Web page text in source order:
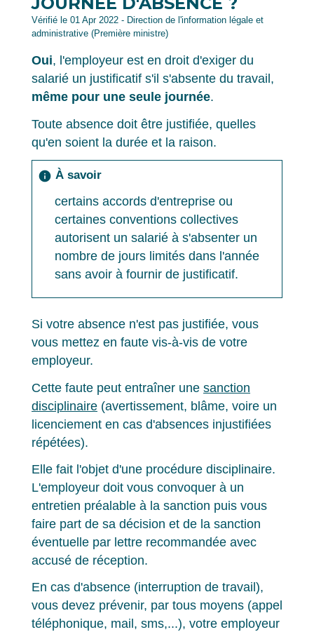
Vérifié le 01 Apr 2022 - Direction de l'information légale et
administrative (Première ministre)
Oui, l'employeur est en droit d'exiger du
salarié un justificatif s'il s'absente du travail,
même pour une seule journée.
Toute absence doit être justifiée, quelles
qu'en soient la durée et la raison.
info À savoir
certains accords d'entreprise ou
certaines conventions collectives
autorisent un salarié à s'absenter un
nombre de jours limités dans l'année
sans avoir à fournir de justificatif.
Si votre absence n'est pas justifiée, vous
vous mettez en faute vis-à-vis de votre
employeur.
Cette faute peut entraîner une sanction
disciplinaire (avertissement, blâme, voire un
licenciement en cas d'absences injustifiées
répétées).
Elle fait l'objet d'une procédure disciplinaire.
L'employeur doit vous convoquer à un
entretien préalable à la sanction puis vous
faire part de sa décision et de la sanction
éventuelle par lettre recommandée avec
accusé de réception.
En cas d'absence (interruption de travail),
vous devez prévenir, par tous moyens (appel
téléphonique, mail, sms,...), votre employeur